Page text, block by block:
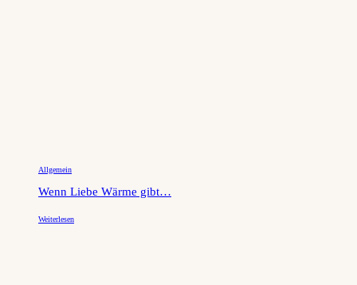
Allgemein
Wenn Liebe Wärme gibt…
Weiterlesen